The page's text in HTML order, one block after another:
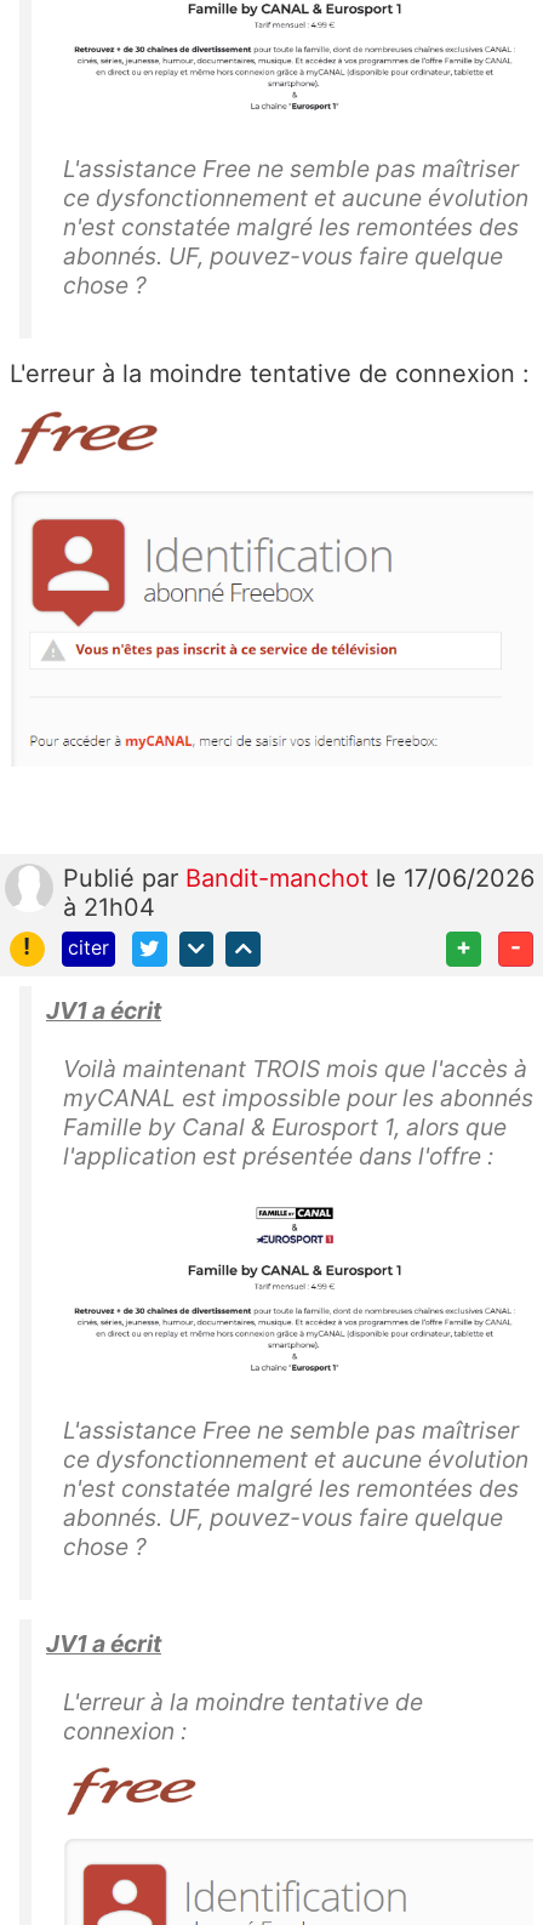
L'assistance Free ne semble pas maîtriser
ce dysfonctionnement et aucune évolution
n'est constatée malgré les remontées des
abonnés. UF, pouvez-vous faire quelque
chose ?
L'erreur à la moindre tentative de connexion :
Publié par Bandit-manchot le 17/06/2026
à 21h04
!
citer + -
JV1 a écrit
Voilà maintenant TROIS mois que l'accès à
myCANAL est impossible pour les abonnés
Famille by Canal & Eurosport 1, alors que
l'application est présentée dans l'offre :
L'assistance Free ne semble pas maîtriser
ce dysfonctionnement et aucune évolution
n'est constatée malgré les remontées des
abonnés. UF, pouvez-vous faire quelque
chose ?
JV1 a écrit
L'erreur à la moindre tentative de
connexion :